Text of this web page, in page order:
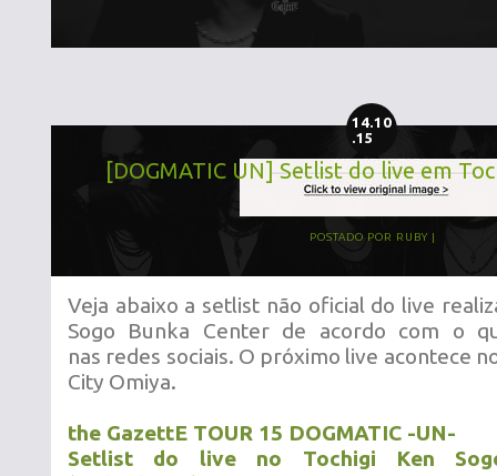
14.10
.15
[DOGMATIC UN] Setlist do live em
POSTADO POR RUBY
Veja abaixo a setlist não oficial do live
Sogo Bunka Center de acordo com o
nas redes sociais. O próximo live acontece
City Omiya.
the GazettE TOUR 15 DOGMATIC -UN-
Setlist do live no Tochigi Ken